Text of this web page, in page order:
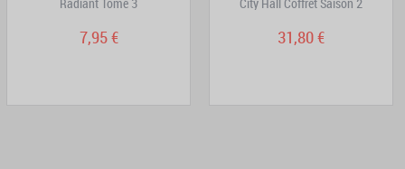
7,95 € 31,80 €